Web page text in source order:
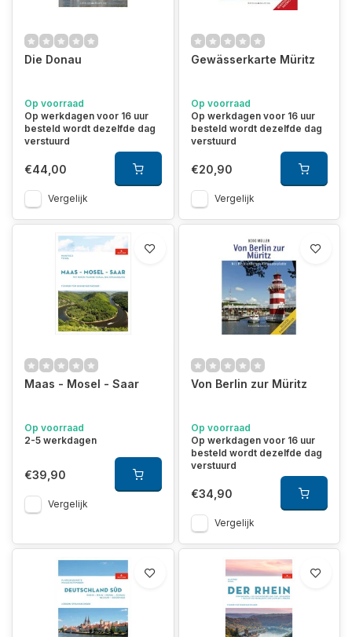
Die Donau
Op voorraad
Op werkdagen voor 16 uur
besteld wordt dezelfde dag
verstuurd
€44,00
Vergelijk
Gewässerkarte Müritz
Op voorraad
Op werkdagen voor 16 uur
besteld wordt dezelfde dag
verstuurd
€20,90
Vergelijk
Maas - Mosel - Saar
Op voorraad
2-5 werkdagen
€39,90
Vergelijk
Von Berlin zur Müritz
Op voorraad
Op werkdagen voor 16 uur
besteld wordt dezelfde dag
verstuurd
€34,90
Vergelijk